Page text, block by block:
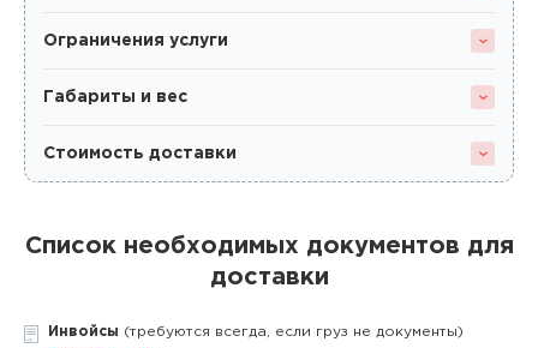
Ограничения услуги
Габариты и вес
Стоимость доставки
Список необходимых документов для
доставки
Инвойсы (требуются всегда, если груз не документы)